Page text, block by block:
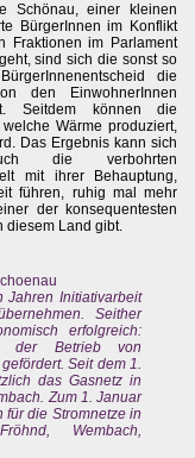
Schönau, einer kleinen
BürgerInnen im Konflikt
Fraktionen im Parlament
sind sich die sonst so
die
den EinwohnerInnen
Seitdem können die
Wärme produziert,
Das Ergebnis kann sich
die verbohrten
mit ihrer Behauptung,
führen, ruhig mal mehr
der konsequentesten
diesem Land gibt.
Jahren Initiativarbeit
Seither
erfolgreich:
der Betrieb von
Seit dem 1.
das Gasnetz in
Zum 1. Januar
die Stromnetze in
Wembach,